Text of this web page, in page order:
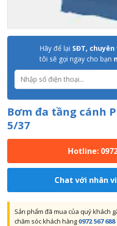
Hãy để lại SĐT,
tôi sẽ gọi ngay cho bạn
Bơm đa tầng cánh
5/37
Hotline:
Chat với nhân
Sản phẩm đã mua của quý khách
chăm sóc khách hàng 0972 567 688